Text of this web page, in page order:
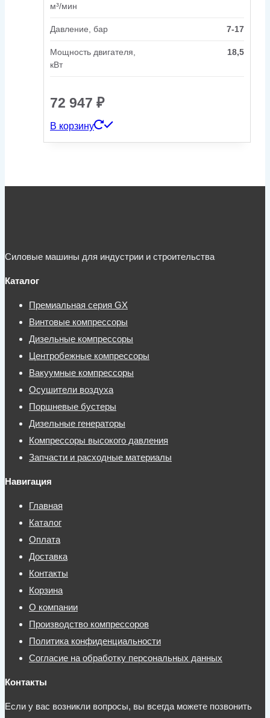
м³/мин
Давление, бар 7-17
Мощность двигателя,
кВт
18,5
72 947 ₽
В корзину
Силовые машины для индустрии и строительства
Каталог
Премиальная серия GX
Винтовые компрессоры
Дизельные компрессоры
Центробежные компрессоры
Вакуумные компрессоры
Осушители воздуха
Поршневые бустеры
Дизельные генераторы
Компрессоры высокого давления
Запчасти и расходные материалы
Навигация
Главная
Каталог
Оплата
Доставка
Контакты
Корзина
О компании
Производство компрессоров
Политика конфиденциальности
Согласие на обработку персональных данных
Контакты
Если у вас возникли вопросы, вы всегда можете позвонить